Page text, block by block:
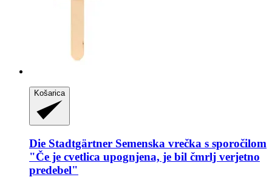
Košarica
Die Stadtgärtner Semenska vrečka s sporočilom
"Če je cvetlica upognjena, je bil čmrlj verjetno
predebel"